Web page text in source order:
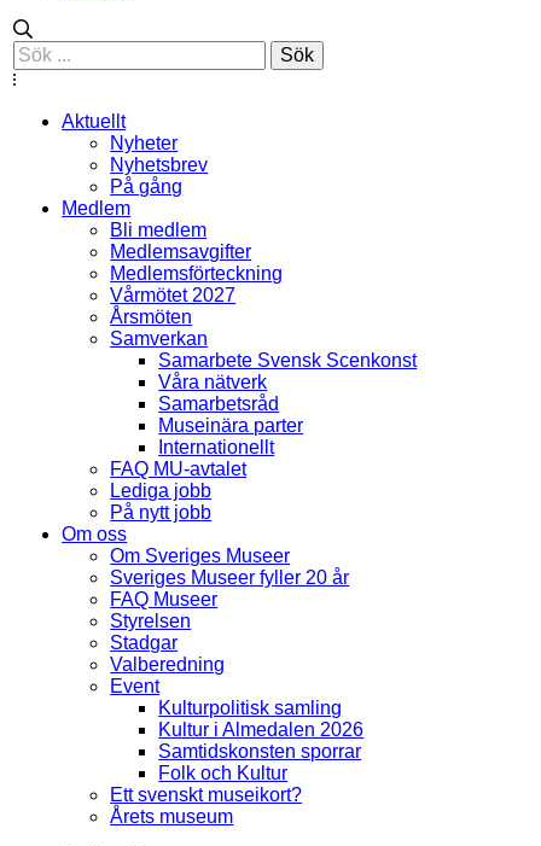
Sök
Aktuellt
Nyheter
Nyhetsbrev
På gång
Medlem
Bli medlem
Medlemsavgifter
Medlemsförteckning
Vårmötet 2027
Årsmöten
Samverkan
Samarbete Svensk Scenkonst
Våra nätverk
Samarbetsråd
Museinära parter
Internationellt
FAQ MU-avtalet
Lediga jobb
På nytt jobb
Om oss
Om Sveriges Museer
Sveriges Museer fyller 20 år
FAQ Museer
Styrelsen
Stadgar
Valberedning
Event
Kulturpolitisk samling
Kultur i Almedalen 2026
Samtidskonsten sporrar
Folk och Kultur
Ett svenskt museikort?
Årets museum